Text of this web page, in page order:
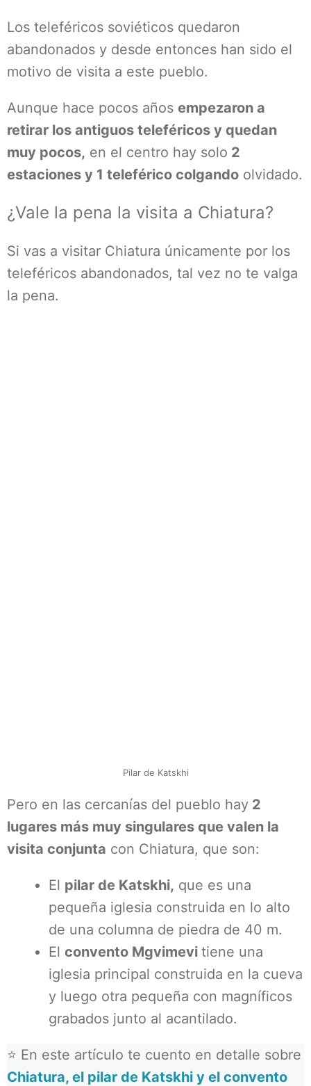
Los teleféricos soviéticos quedaron
abandonados y desde entonces han sido el
motivo de visita a este pueblo.
Aunque hace pocos años empezaron a
retirar los antiguos teleféricos y quedan
muy pocos, en el centro hay solo 2
estaciones y 1 teleférico colgando olvidado.
¿Vale la pena la visita a Chiatura?
Si vas a visitar Chiatura únicamente por los
teleféricos abandonados, tal vez no te valga
la pena.
Pilar de Katskhi
Pero en las cercanías del pueblo hay 2
lugares más muy singulares que valen la
visita conjunta con Chiatura, que son:
El pilar de Katskhi, que es una
pequeña iglesia construida en lo alto
de una columna de piedra de 40 m.
El convento Mgvimevi tiene una
iglesia principal construida en la cueva
y luego otra pequeña con magníficos
grabados junto al acantilado.
⭐ En este artículo te cuento en detalle sobre
Chiatura, el pilar de Katskhi y el convento